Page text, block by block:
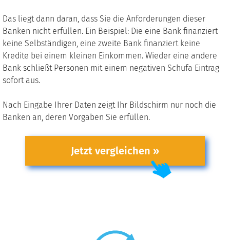
Das liegt dann daran, dass Sie die Anforderungen dieser
Banken nicht erfüllen. Ein Beispiel: Die eine Bank finanziert
keine Selbständigen, eine zweite Bank finanziert keine
Kredite bei einem kleinen Einkommen. Wieder eine andere
Bank schließt Personen mit einem negativen Schufa Eintrag
sofort aus.
Nach Eingabe Ihrer Daten zeigt Ihr Bildschirm nur noch die
Banken an, deren Vorgaben Sie erfüllen.
Jetzt vergleichen »